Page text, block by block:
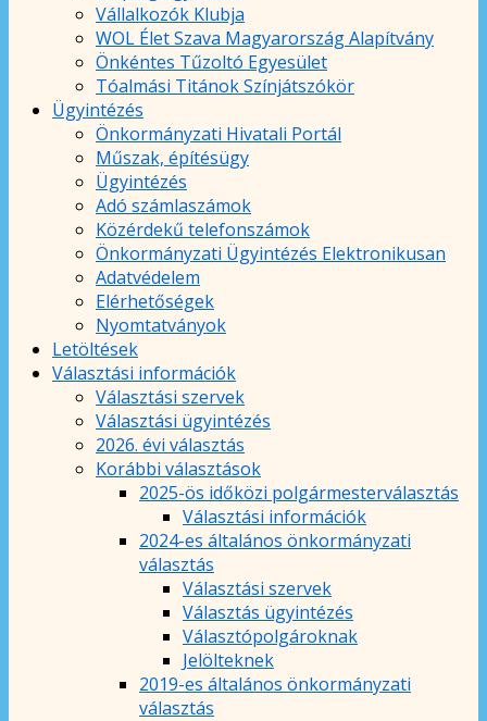
Vállalkozók Klubja
WOL Élet Szava Magyarország Alapítvány
Önkéntes Tűzoltó Egyesület
Tóalmási Titánok Színjátszókör
Ügyintézés
Önkormányzati Hivatali Portál
Műszak, építésügy
Ügyintézés
Adó számlaszámok
Közérdekű telefonszámok
Önkormányzati Ügyintézés Elektronikusan
Adatvédelem
Elérhetőségek
Nyomtatványok
Letöltések
Választási információk
Választási szervek
Választási ügyintézés
2026. évi választás
Korábbi választások
2025-ös időközi polgármesterválasztás
Választási információk
2024-es általános önkormányzati
választás
Választási szervek
Választás ügyintézés
Választópolgároknak
Jelölteknek
2019-es általános önkormányzati
választás